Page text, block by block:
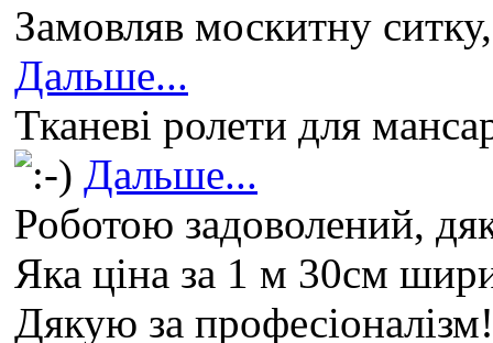
Замовляв москитну
Дальше...
Тканеві ролети для
Дальше...
Роботою задоволений,
Яка ціна за 1 м 30см
Дякую за